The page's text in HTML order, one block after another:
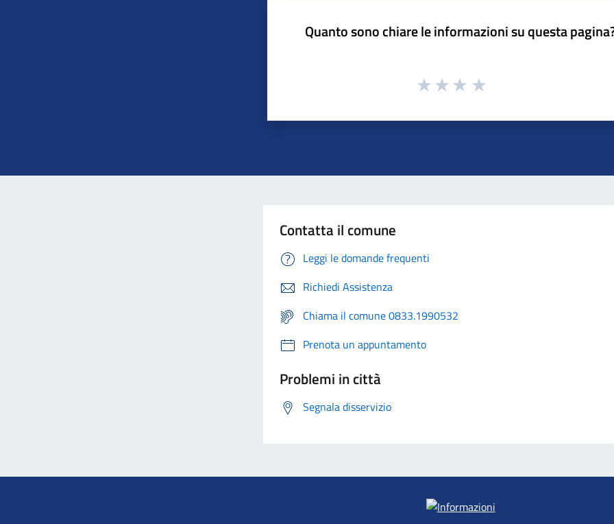
Quanto sono chiare le informazioni su questa
Contatta il comune
Leggi le domande frequenti
Richiedi Assistenza
Chiama il comune 0833.1990532
Prenota un appuntamento
Problemi in città
Segnala disservizio